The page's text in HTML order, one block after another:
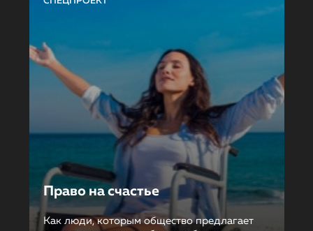
Право на счастье
Как люди, которым общество предлагает